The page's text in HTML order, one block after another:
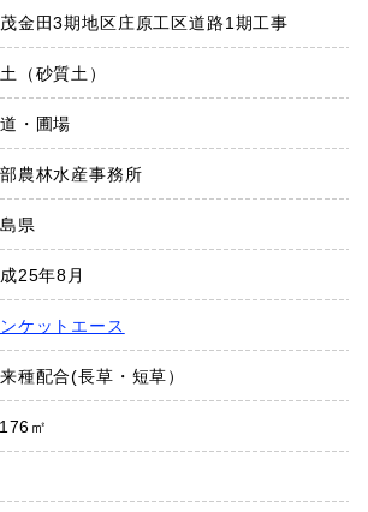
リシー
お問い合わせ
金田3期地区庄原工区道路1期工事
（砂質土）
・圃場
農林水産事務所
県
25年8月
ケットエース
種配合(長草・短草）
㎡